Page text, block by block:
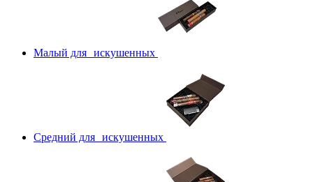
Малый для искушенных
Средний для искушенных